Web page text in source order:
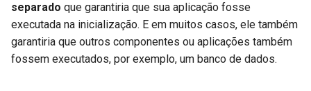
separado que garantiria que sua aplicação fosse
executada na inicialização. E em muitos casos, ele também
garantiria que outros componentes ou aplicações também
fossem executados, por exemplo, um banco de dados.